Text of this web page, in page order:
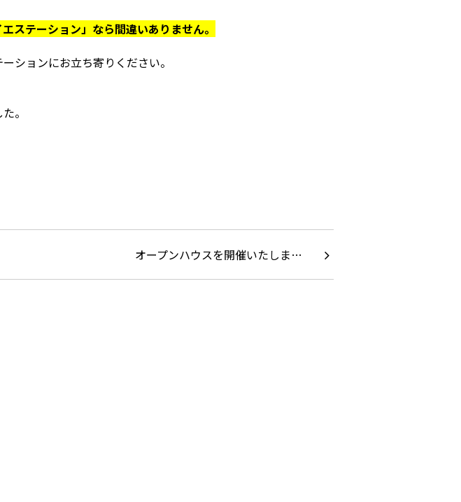
ステーション」なら間違いありません。
ションにお立ち寄りください。
。
オープンハウスを開催いたしま…